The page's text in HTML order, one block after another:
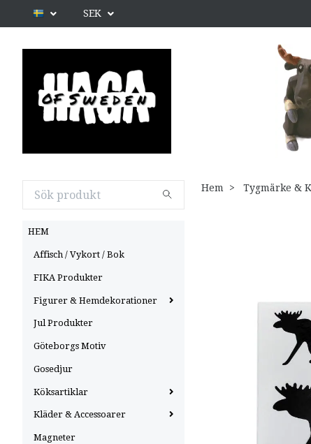
SEK
HEM
Affisch / Vykort / Bok
FIKA Produkter
Figurer & Hemdekorationer
Jul Produkter
Göteborgs Motiv
Gosedjur
Köksartiklar
Kläder & Accessoarer
Magneter
Hem Tygmärke &